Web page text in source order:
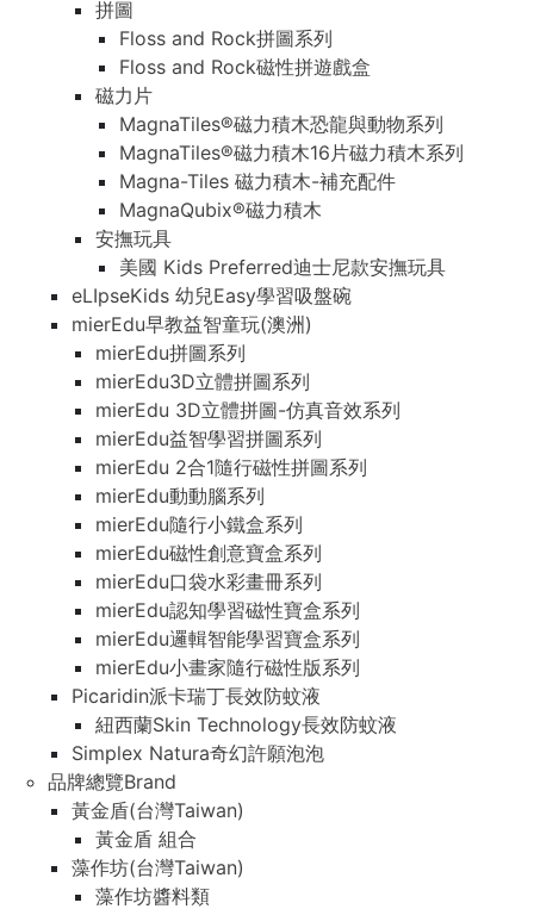
拼圖
Floss and Rock拼圖系列
Floss and Rock磁性拼遊戲盒
磁力片
MagnaTiles®磁力積木恐龍與動物系列
MagnaTiles®磁力積木16片磁力積木系列
Magna-Tiles 磁力積木-補充配件
MagnaQubix®磁力積木
安撫玩具
美國 Kids Preferred迪士尼款安撫玩具
eLIpseKids 幼兒Easy學習吸盤碗
mierEdu早教益智童玩(澳洲)
mierEdu拼圖系列
mierEdu3D立體拼圖系列
mierEdu 3D立體拼圖-仿真音效系列
mierEdu益智學習拼圖系列
mierEdu 2合1隨行磁性拼圖系列
mierEdu動動腦系列
mierEdu隨行小鐵盒系列
mierEdu磁性創意寶盒系列
mierEdu口袋水彩畫冊系列
mierEdu認知學習磁性寶盒系列
mierEdu邏輯智能學習寶盒系列
mierEdu小畫家隨行磁性版系列
Picaridin派卡瑞丁長效防蚊液
紐西蘭Skin Technology長效防蚊液
Simplex Natura奇幻許願泡泡
品牌總覽Brand
黃金盾(台灣Taiwan)
黃金盾 組合
藻作坊(台灣Taiwan)
藻作坊醬料類